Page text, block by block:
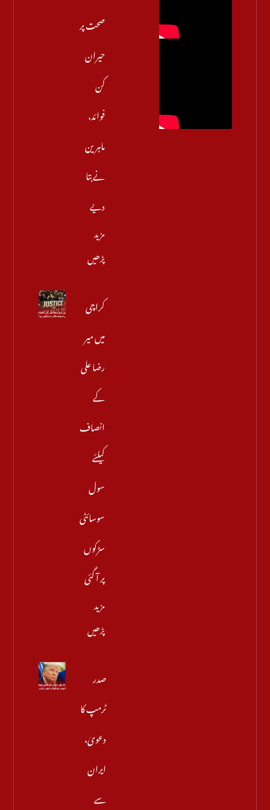
صحت پر
حیران
کن
فوائد،
ماہرین
نے بتا
دیے
مزید
پڑھیں
کراچی
میں میر
رضا علی
کے
انصاف
کیلئے
سول
سوسائٹی
سڑکوں
پر آ گئی
مزید
پڑھیں
صدر
ٹرمپ کا
دعویٰ،
ایران
سے